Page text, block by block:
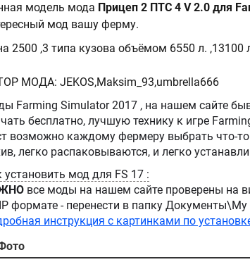
модель мода
мод вашу ферму.
2500 ,3 типа кузова объёмом 6550 л.
МОДА: JEKOS,Maksim_93,umbrella666
Simulator 2017 , на нашем сайте бывают самые разнообразные, можно
бесплатно, лучшую технику к игре Farming Simulator 2017 .
возможно каждому фермеру выбрать что-
Как установить мод для FS 17 :
все моды на нашем сайте проверены на
формате - перенести в папку
инструкция с картинками по